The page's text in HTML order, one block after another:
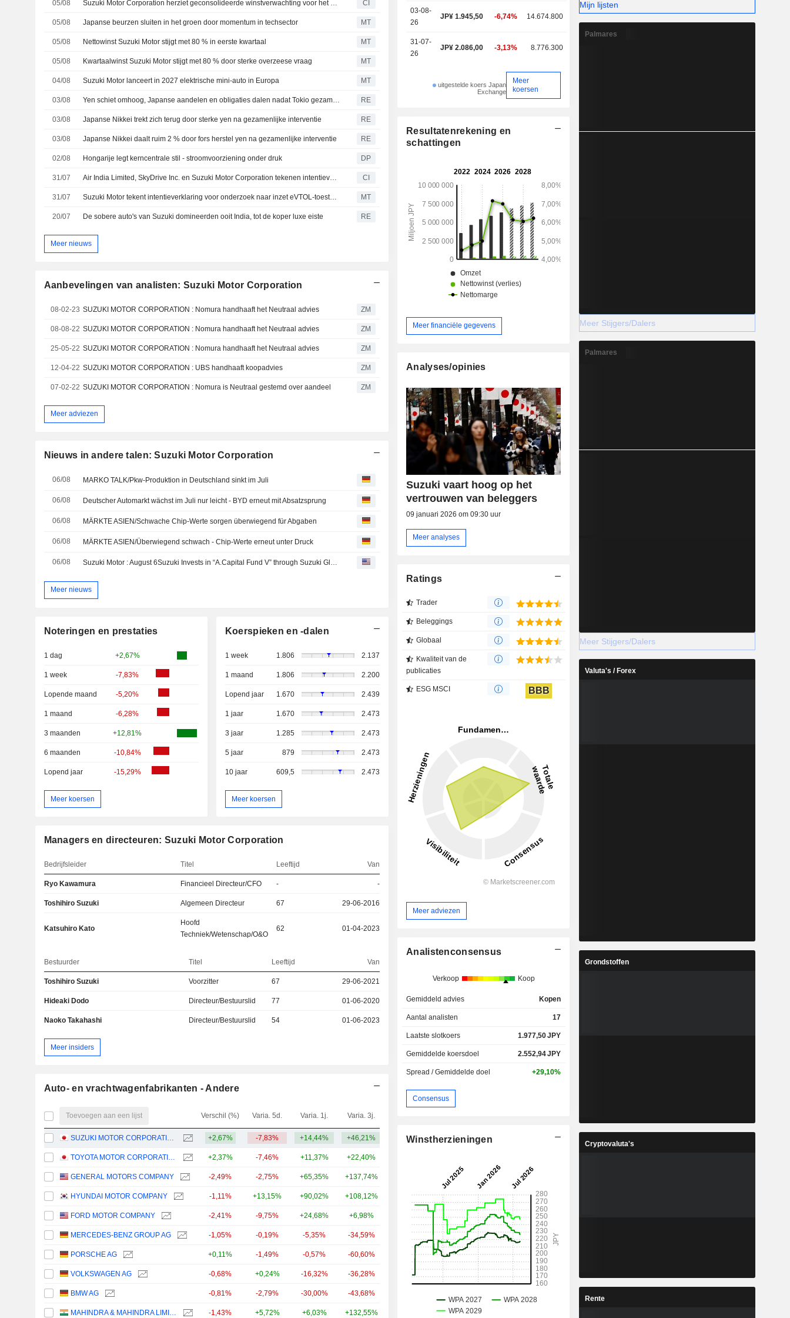
05/08 Suzuki Motor Corporation herziet geconsolideerde winstverwachting voor het boekjaar eindigend op 31 maart 2027 CI
05/08 Japanse beurzen sluiten in het groen door momentum in techsector MT
05/08 Nettowinst Suzuki Motor stijgt met 80 % in eerste kwartaal MT
05/08 Kwartaalwinst Suzuki Motor stijgt met 80 % door sterke overzeese vraag MT
04/08 Suzuki Motor lanceert in 2027 elektrische mini-auto in Europa MT
03/08 Yen schiet omhoog, Japanse aandelen en obligaties dalen nadat Tokio gezamenlijke interventie met VS bevestigt RE
03/08 Japanse Nikkei trekt zich terug door sterke yen na gezamenlijke interventie RE
03/08 Japanse Nikkei daalt ruim 2 % door fors herstel yen na gezamenlijke interventie RE
02/08 Hongarije legt kerncentrale stil - stroomvoorziening onder druk DP
31/07 Air India Limited, SkyDrive Inc. en Suzuki Motor Corporation tekenen intentieverklaring voor haalbaarheidsstudie naar medische luchtlogistiek in India CI
31/07 Suzuki Motor tekent intentieverklaring voor onderzoek naar inzet eVTOL-toestellen voor medische logistiek in India MT
20/07 De sobere auto's van Suzuki domineerden ooit India, tot de koper luxe eiste RE
Meer nieuws
Aanbevelingen van analisten: Suzuki Motor Corporation
08-02-23 SUZUKI MOTOR CORPORATION : Nomura handhaaft het Neutraal advies ZM
08-08-22 SUZUKI MOTOR CORPORATION : Nomura handhaaft het Neutraal advies ZM
25-05-22 SUZUKI MOTOR CORPORATION : Nomura handhaaft het Neutraal advies ZM
12-04-22 SUZUKI MOTOR CORPORATION : UBS handhaaft koopadvies ZM
07-02-22 SUZUKI MOTOR CORPORATION : Nomura is Neutraal gestemd over aandeel ZM
Meer adviezen
Nieuws in andere talen: Suzuki Motor Corporation
06/08 MARKO TALK/Pkw-Produktion in Deutschland sinkt im Juli
06/08 Deutscher Automarkt wächst im Juli nur leicht - BYD erneut mit Absatzsprung
06/08 MÄRKTE ASIEN/Schwache Chip-Werte sorgen überwiegend für Abgaben
06/08 MÄRKTE ASIEN/Überwiegend schwach - Chip-Werte erneut unter Druck
06/08
Meer nieuws
Noteringen en prestaties
1 dag +2,67%
1 week -7,83%
Lopende maand -5,20%
1 maand -6,28%
3 maanden +12,81%
6 maanden -10,84%
Lopend jaar -15,29%
Meer koersen
Koerspieken en -dalen
1 week 1.806 2.137
1 maand 1.806 2.200
Lopend jaar 1.670 2.439
1 jaar 1.670 2.473
3 jaar 1.285 2.473
5 jaar 879 2.473
10 jaar 609,5 2.473
Meer koersen
Managers en directeuren: Suzuki Motor Corporation
Bedrijfsleider Titel Leeftijd Van
Ryo Kawamura Financieel Directeur/CFO - -
Toshihiro Suzuki Algemeen Directeur 67 29-06-2016
Katsuhiro Kato
Hoofd
Techniek/Wetenschap/O&O
62 01-04-2023
Bestuurder Titel Leeftijd Van
Toshihiro Suzuki Voorzitter 67 29-06-2021
Hideaki Dodo Directeur/Bestuurslid 77 01-06-2020
Naoko Takahashi Directeur/Bestuurslid 54 01-06-2023
Meer insiders
Auto- en vrachtwagenfabrikanten - Andere
Toevoegen aan een lijst Verschil (%) Varia. 5d. Varia. 1j. Varia. 3j.
SUZUKI MOTOR CORPORATION +2,67% -7,83% +14,44% +46,21% 23,58 mld.
TOYOTA MOTOR CORPORATION +2,37% -7,46% +11,37% +22,40%
GENERAL MOTORS COMPANY -2,49% -2,75% +65,35% +137,74%
HYUNDAI MOTOR COMPANY -1,11% +13,15% +90,02% +108,12% 66,14 mld.
FORD MOTOR COMPANY -2,41% -9,75% +24,68% +6,98% 56,34 mld.
MERCEDES-BENZ GROUP AG -1,05% -0,19% -5,35% -34,59% 50,47 mld.
PORSCHE AG +0,11% -1,49% -0,57% -60,60% 45,74 mld.
VOLKSWAGEN AG -0,68% +0,24% -16,32% -36,28% 44,21 mld.
BMW AG -0,81% -2,79% -30,00% -43,68%
MAHINDRA & MAHINDRA LIMITED -1,43% +5,72% +6,03% +132,55%
03-08-
26
JP¥ 1.945,50 -6,74% 14.674.800
31-07-
26
JP¥ 2.086,00 -3,13% 8.776.300
uitgestelde koers Japan
Exchange
Meer
koersen
Resultatenrekening en
schattingen
Meer financiële gegevens
Analyses/opinies
Suzuki vaart hoog op het
vertrouwen van beleggers
09 januari 2026 om 09:30 uur
Meer analyses
Ratings
Trader
Beleggings
Globaal
Kwaliteit van de
publicaties
ESG MSCI BBB
Meer adviezen
Analistenconsensus
Verkoop Koop
Gemiddeld advies Kopen
Aantal analisten 17
Laatste slotkoers 1.977,50JPY
Gemiddelde koersdoel 2.552,94JPY
Spread / Gemiddelde doel +29,10%
Consensus
Winstherzieningen
Mijn lijsten
Palmares
Meer Stijgers/Dalers
Palmares
Meer Stijgers/Dalers
Valuta's / Forex
Grondstoffen
Cryptovaluta's
Rente